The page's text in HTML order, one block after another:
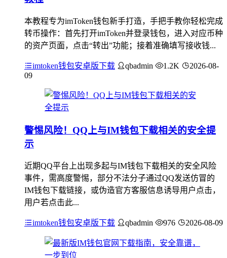
本教程专为imToken钱包新手打造，手把手教你轻松完成
转币操作：首先打开imToken并登录钱包，进入对应币种
的资产页面，点击“转出”功能；接着准确填写接收钱...
imtoken钱包安卓版下载 qbadmin 1.2K
2026-08-
09
警惕风险！QQ上与IM钱包下载相关的安全提
示
近期QQ平台上出现多起与IM钱包下载相关的安全风险
事件，需高度警惕，部分不法分子通过QQ发送仿冒的
IM钱包下载链接，或伪造官方客服信息诱导用户点击，
用户若点击此...
imtoken钱包安卓版下载 qbadmin 976 2026-08-09